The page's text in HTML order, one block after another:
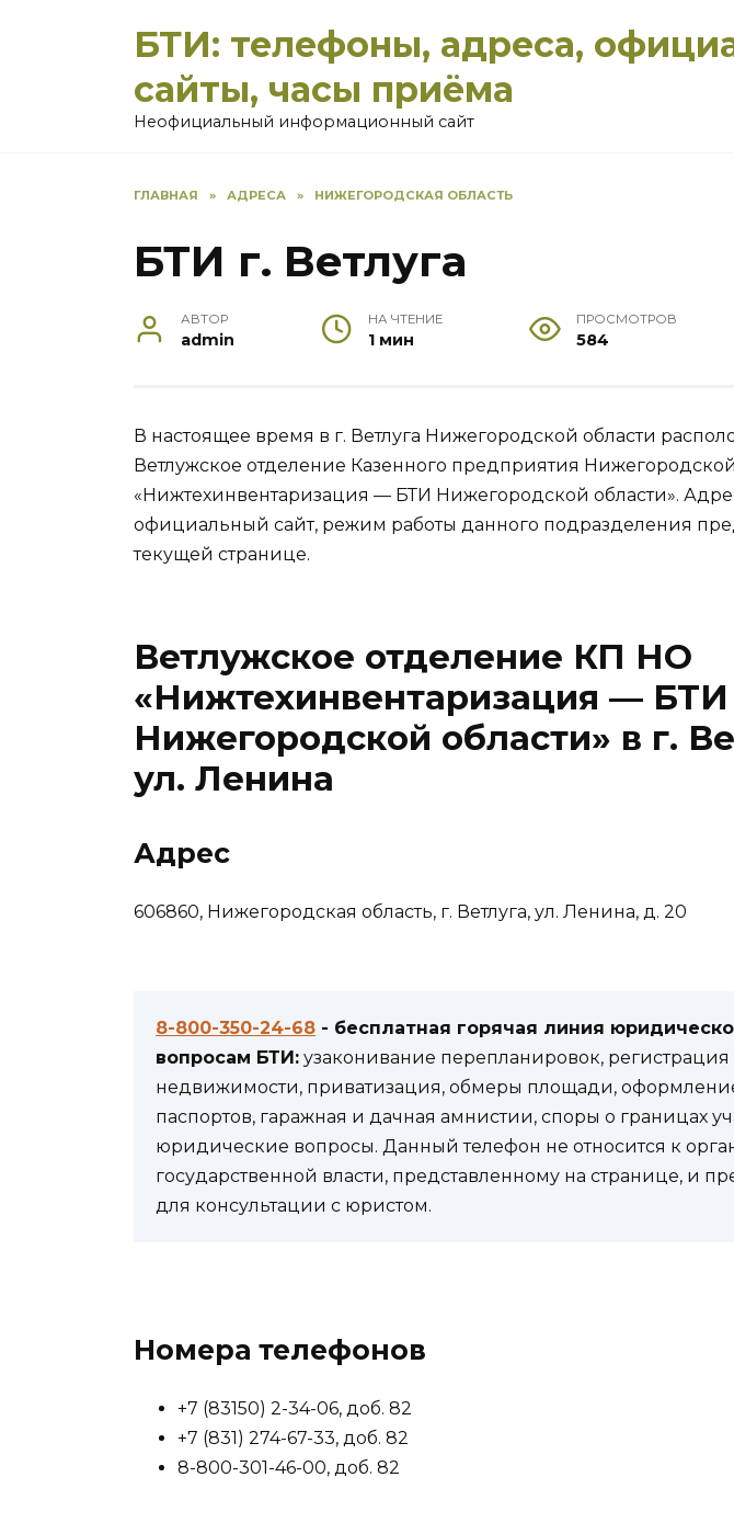
БТИ: телефоны, адреса,
сайты, часы приёма
Неофициальный информационный сайт
ГЛАВНАЯ » АДРЕСА » НИЖЕГОРОДСКАЯ ОБЛАСТЬ
БТИ г. Ветлуга
АВТОР
admin
НА ЧТЕНИЕ
1 мин
ПРОСМОТРОВ
584
В настоящее время в г. Ветлуга Нижегородской области
Ветлужское отделение Казенного предприятия
«Нижтехинвентаризация — БТИ Нижегородской области».
официальный сайт, режим работы данного подразделения
текущей странице.
Ветлужское отделение КП НО
«Нижтехинвентаризация — БТИ
Нижегородской области» в г.
ул. Ленина
Адрес
606860, Нижегородская область, г. Ветлуга, ул. Ленина, д. 20
8-800-350-24-68 - бесплатная горячая линия
вопросам БТИ: узаконивание перепланировок, регистрация
недвижимости, приватизация, обмеры площади,
паспортов, гаражная и дачная амнистии, споры о границах
юридические вопросы. Данный телефон не относится к
государственной власти, представленному на странице, и
для консультации с юристом.
Номера телефонов
+7 (83150) 2-34-06, доб. 82
+7 (831) 274-67-33, доб. 82
8-800-301-46-00, доб. 82